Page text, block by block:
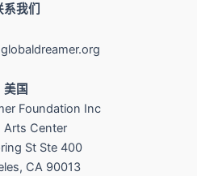
系我们
美国
Foundation Inc
Arts Center
St Ste 400
CA 90013